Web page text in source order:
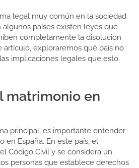
legal muy común en la sociedad
algunos países existen leyes que
completamente la disolución
artículo, exploraremos qué país no
implicaciones legales que esto
matrimonio en
principal, es importante entender
en España. En este país, el
Código Civil y se considera un
personas que establece derechos